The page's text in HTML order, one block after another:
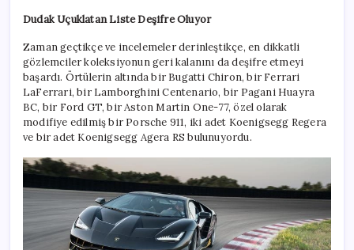
Dudak Uçuklatan Liste Deşifre Oluyor
Zaman geçtikçe ve incelemeler derinleştikçe, en dikkatli
gözlemciler koleksiyonun geri kalanını da deşifre etmeyi
başardı. Örtülerin altında bir Bugatti Chiron, bir Ferrari
LaFerrari, bir Lamborghini Centenario, bir Pagani Huayra
BC, bir Ford GT, bir Aston Martin One-77, özel olarak
modifiye edilmiş bir Porsche 911, iki adet Koenigsegg Regera
ve bir adet Koenigsegg Agera RS bulunuyordu.